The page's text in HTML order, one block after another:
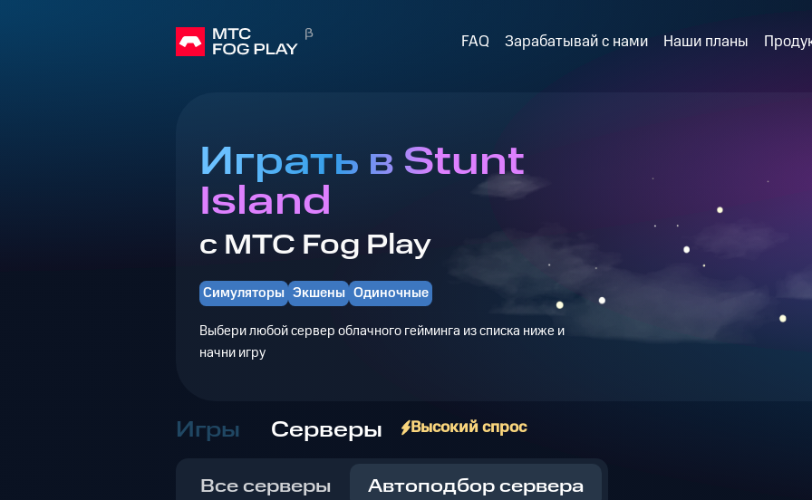
FAQ Зарабатывай с нами Наши планы
Играть в Stunt
Island
с МТС Fog Play
Симуляторы Экшены Одиночные
Выбери любой сервер облачного гейминга из списка ниже и
начни игру
Игры Серверы Высокий спрос
Все серверы Автоподбор сервера